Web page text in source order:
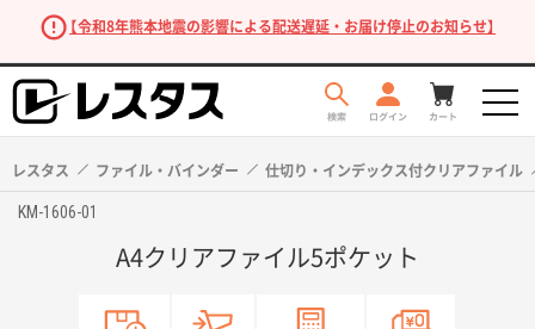
【令和8年熊本地震の影響による配送遅延・お届け停止のお知らせ】
レスタス ファイル・バインダー 仕切り・インデックス付クリアファイル
KM-1606-01
A4クリアファイル5ポケット